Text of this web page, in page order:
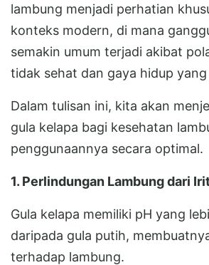
lambung menjadi perhatian
konteks modern, di mana
semakin umum terjadi akibat
tidak sehat dan gaya hidup
Dalam tulisan ini, kita akan
gula kelapa bagi kesehatan
penggunaannya secara optimal.
1. Perlindungan Lambung dari
Gula kelapa memiliki pH yang
daripada gula putih,
terhadap lambung.